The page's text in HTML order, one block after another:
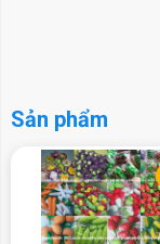
Sản phẩm